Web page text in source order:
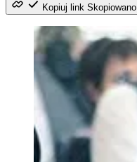
Kopiuj link Skopiowano